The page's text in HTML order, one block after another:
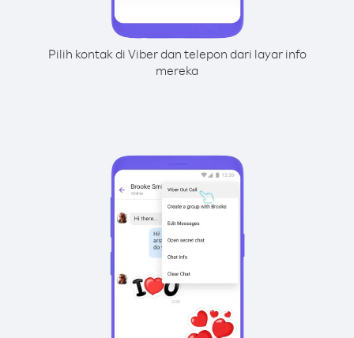
Pilih kontak di Viber dan telepon dari layar info
mereka